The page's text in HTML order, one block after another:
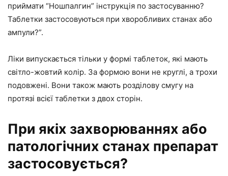
приймати “Ношпалгин” інструкція по застосуванню?
Таблетки застосовуються при хворобливих станах або
ампули?”.
Ліки випускається тільки у формі таблеток, які мають
світло-жовтий колір. За формою вони не круглі, а трохи
подовжені. Вони також мають розділову смугу на
протязі всієї таблетки з двох сторін.
При якіх захворюваннях або
патологічних станах препарат
застосовується?